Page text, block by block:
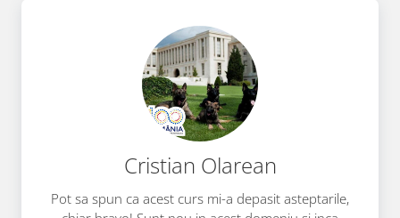
Cristian Olarean
Pot sa spun ca acest curs mi-a depasit asteptarile,